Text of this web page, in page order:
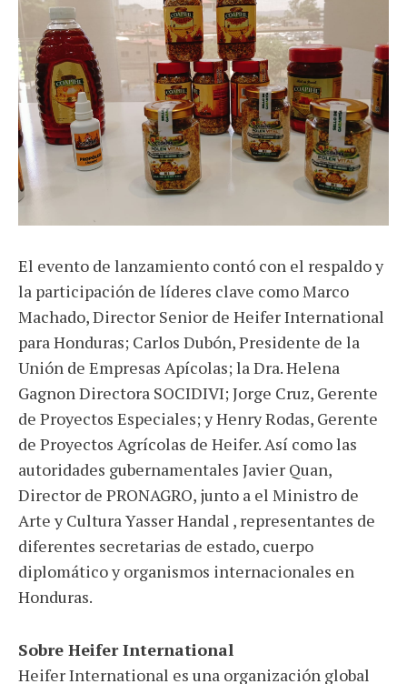
El evento de lanzamiento contó con el respaldo y
la participación de líderes clave como Marco
Machado, Director Senior de Heifer International
para Honduras; Carlos Dubón, Presidente de la
Unión de Empresas Apícolas; la Dra. Helena
Gagnon Directora SOCIDIVI; Jorge Cruz, Gerente
de Proyectos Especiales; y Henry Rodas, Gerente
de Proyectos Agrícolas de Heifer. Así como las
autoridades gubernamentales Javier Quan,
Director de PRONAGRO, junto a el Ministro de
Arte y Cultura Yasser Handal , representantes de
diferentes secretarias de estado, cuerpo
diplomático y organismos internacionales en
Honduras.
Sobre Heifer International
Heifer International es una organización global